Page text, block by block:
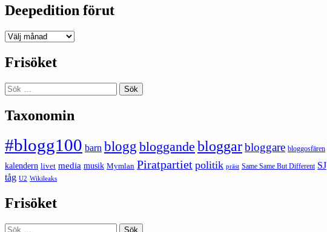
Deepedition förut
Deepedition
Frisöket
Sök
efter:
Taxonomin
#blogg100 barn blogg bloggande bloggarbloggare bloggosfären
kalendern livet media musik Mymlan Piratpartiet politik präst Same Same But Different SJ
tåg U2 Wikileaks
Frisöket
Sök